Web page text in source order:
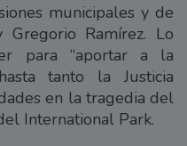
municipales y de
Gregorio Ramírez. Lo
para “aportar a la
tanto la Justicia
en la tragedia del
International Park.